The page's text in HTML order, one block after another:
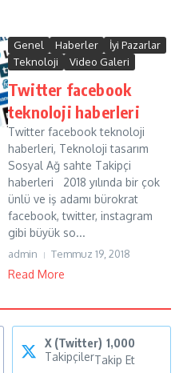
Genel Haberler
İyi Pazarlar
Teknoloji
Video Galeri
Twitter facebook
teknoloji haberleri
Twitter facebook teknoloji
haberleri, Teknoloji tasarım
Sosyal Ağ sahte Takipçi
haberleri 2018 yılında bir çok
ünlü ve iş adamı bürokrat
facebook, twitter, instagram
gibi büyük so...
admin Temmuz 19, 2018
Read More
X (Twitter) 1,000
TakipçilerTakip Et